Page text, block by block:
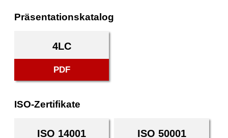
Präsentationskatalog
4LC
PDF
ISO-Zertifikate
ISO 14001 ISO 50001